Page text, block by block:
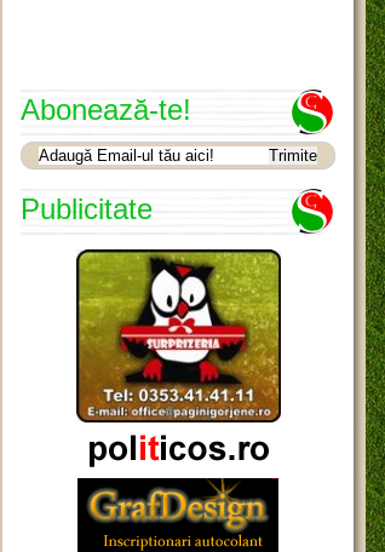
Abonează-te!
Publicitate